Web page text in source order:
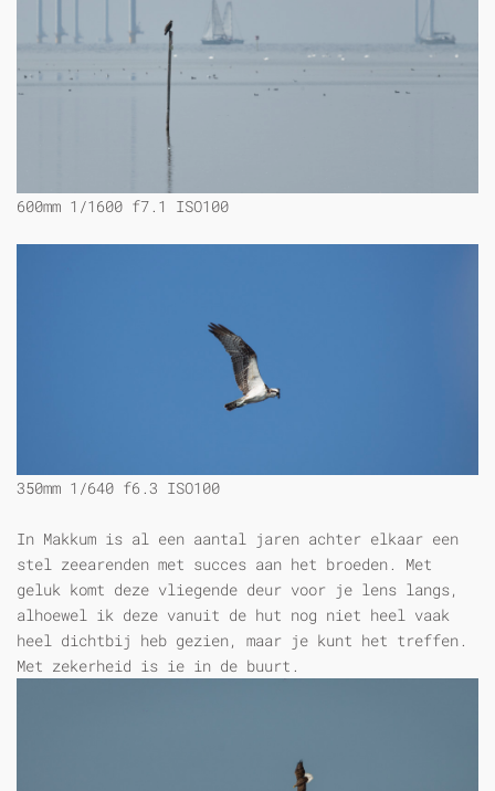
600mm 1/1600 f7.1 ISO100
350mm 1/640 f6.3 ISO100
In Makkum is al een aantal jaren achter elkaar een
stel zeearenden met succes aan het broeden. Met
geluk komt deze vliegende deur voor je lens langs,
alhoewel ik deze vanuit de hut nog niet heel vaak
heel dichtbij heb gezien, maar je kunt het treffen.
Met zekerheid is ie in de buurt.